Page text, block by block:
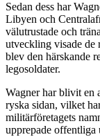
Sedan dess har
Libyen och
välutrustade och
utveckling visade de
blev den härskande
legosoldater.
Wagner har blivit en
ryska sidan, vilket
militärföretagets
upprepade offentliga